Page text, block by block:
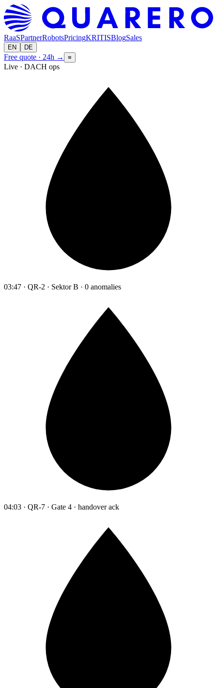
RaaSPartnerRobotsPricingKRITISBlogSales
EN DE
Free quote · 24h → ≡
Live · DACH ops
03:47 · QR-2 · Sektor B · 0 anomalies
04:03 · QR-7 · Gate 4 · handover ack